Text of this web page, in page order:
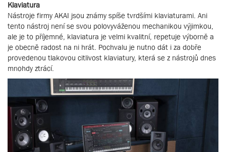
Klaviatura
Nástroje firmy AKAI jsou známy spíše tvrdšími klaviaturami. Ani
tento nástroj není se svou polovyváženou mechanikou výjimkou,
ale je to příjemné, klaviatura je velmi kvalitní, repetuje výborně a
je obecně radost na ni hrát. Pochvalu je nutno dát i za dobře
provedenou tlakovou citlivost klaviatury, která se z nástrojů dnes
mnohdy ztrácí.